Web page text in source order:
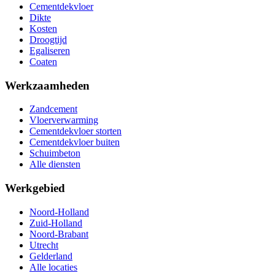
Cementdekvloer
Dikte
Kosten
Droogtijd
Egaliseren
Coaten
Werkzaamheden
Zandcement
Vloerverwarming
Cementdekvloer storten
Cementdekvloer buiten
Schuimbeton
Alle diensten
Werkgebied
Noord-Holland
Zuid-Holland
Noord-Brabant
Utrecht
Gelderland
Alle locaties